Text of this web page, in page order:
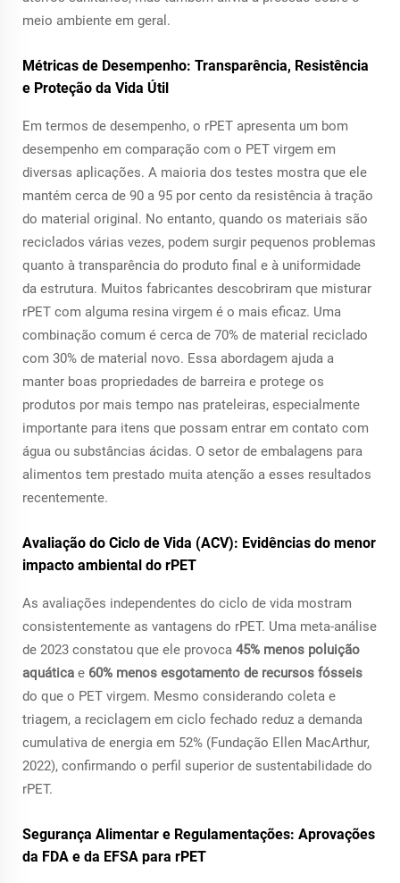
meio ambiente em geral.
Métricas de Desempenho: Transparência, Resistência
e Proteção da Vida Útil
Em termos de desempenho, o rPET apresenta um bom
desempenho em comparação com o PET virgem em
diversas aplicações. A maioria dos testes mostra que ele
mantém cerca de 90 a 95 por cento da resistência à tração
do material original. No entanto, quando os materiais são
reciclados várias vezes, podem surgir pequenos problemas
quanto à transparência do produto final e à uniformidade
da estrutura. Muitos fabricantes descobriram que misturar
rPET com alguma resina virgem é o mais eficaz. Uma
combinação comum é cerca de 70% de material reciclado
com 30% de material novo. Essa abordagem ajuda a
manter boas propriedades de barreira e protege os
produtos por mais tempo nas prateleiras, especialmente
importante para itens que possam entrar em contato com
água ou substâncias ácidas. O setor de embalagens para
alimentos tem prestado muita atenção a esses resultados
recentemente.
Avaliação do Ciclo de Vida (ACV): Evidências do menor
impacto ambiental do rPET
As avaliações independentes do ciclo de vida mostram
consistentemente as vantagens do rPET. Uma meta-análise
de 2023 constatou que ele provoca 45% menos poluição
aquática e 60% menos esgotamento de recursos fósseis
do que o PET virgem. Mesmo considerando coleta e
triagem, a reciclagem em ciclo fechado reduz a demanda
cumulativa de energia em 52% (Fundação Ellen MacArthur,
2022), confirmando o perfil superior de sustentabilidade do
rPET.
Segurança Alimentar e Regulamentações: Aprovações
da FDA e da EFSA para rPET